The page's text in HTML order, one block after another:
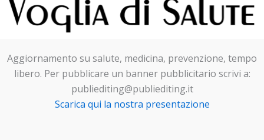
Aggiornamento su salute, medicina, prevenzione, tempo
libero. Per pubblicare un banner pubblicitario scrivi a:
publiediting@publiediting.it
Scarica qui la nostra presentazione